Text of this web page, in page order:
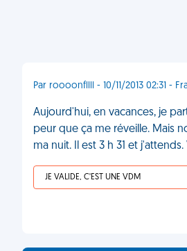
Par roooonfllll - 10/11/2013 02:31 -
Aujourd'hui, en vacances, je
peur que ça me réveille. Mais
ma nuit. Il est 3 h 31 et j'attends.
JE VALIDE, C'EST UNE VDM